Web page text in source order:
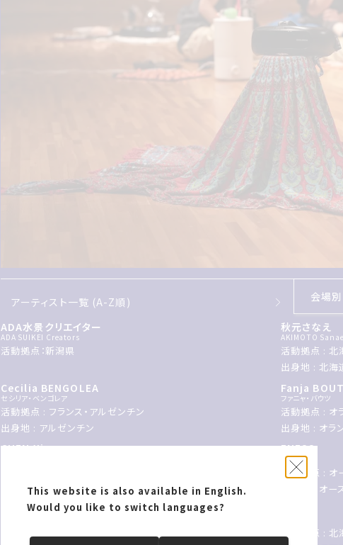
This website is also available in English.
Would you like to switch languages?
アーティスト一覧 (A-Z順)
ADA水景クリエイター
ADA SUIKEI Creators
活動拠点：新潟県
秋元さなえ
AKIMOTO Sanae
活動拠点 : 北
出身地 : 北海
Cecilia BENGOLEA
セシリア・ベンゴレア
活動拠点 : フランス・アルゼンチン
出身地 : アルゼンチン
Fanja
ファニャ・バウツ
活動拠点 : オ
出身地 : オラ
CHEN Xi
出身地 : 中国
ENESS
エネス
活動拠点 : オ
出身地 : オー
fragmentin
活動拠点 :